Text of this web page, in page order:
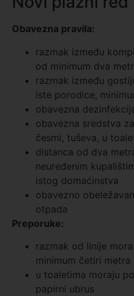
Obavezna pravila:
razmak između
od minimum dva
razmak između
iste porodice,
obavezna
obavezna sredstva
česmi, tuševa, u
distanca od dva
neuređenim
istog domaćinstva
obavezno
otpada
Preporuke:
razmak od linije
minimum četiri metra
u toaletima moraju
papirni ubrus